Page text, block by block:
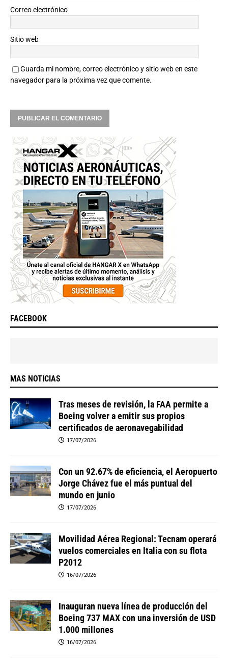
Correo electrónico
Sitio web
Guarda mi nombre, correo electrónico y sitio web en este
navegador para la próxima vez que comente.
FACEBOOK
MAS NOTICIAS
Tras meses de revisión, la FAA permite a
Boeing volver a emitir sus propios
certificados de aeronavegabilidad
17/07/2026
Con un 92.67% de eficiencia, el Aeropuerto
Jorge Chávez fue el más puntual del
mundo en junio
17/07/2026
Movilidad Aérea Regional: Tecnam operará
vuelos comerciales en Italia con su flota
P2012
16/07/2026
Inauguran nueva línea de producción del
Boeing 737 MAX con una inversión de USD
1.000 millones
16/07/2026